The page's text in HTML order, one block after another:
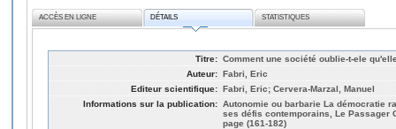
ACCÈS EN LIGNE DÉTAILS STATISTIQUES
Titre: Comment une société oublie-t-ele
Auteur: Fabri, Eric
Editeur scientifique: Fabri, Eric; Cervera-Marzal, Manuel
Informations sur la publication: Autonomie ou barbarie La démocratie
ses défis contemporains, Le Passager
page (161-182)